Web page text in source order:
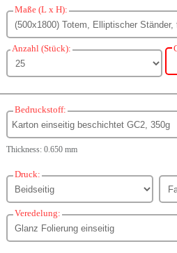
Maße (L x H):
Anzahl (Stück):
Bedruckstoff:
Thickness: 0.650 mm
Druck:
Veredelung: